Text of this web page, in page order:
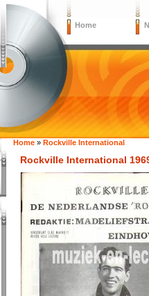
Home
Home » Rockville International
Rockville International